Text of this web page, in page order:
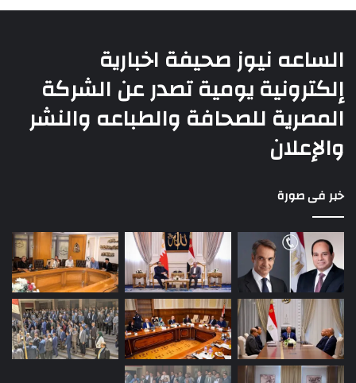
الساعه نيوز صحيفة اخبارية
إلكترونية يومية تصدر عن الشركة
المصرية للصحافة والطباعه والنشر
والإعلان
خبر فى صورة